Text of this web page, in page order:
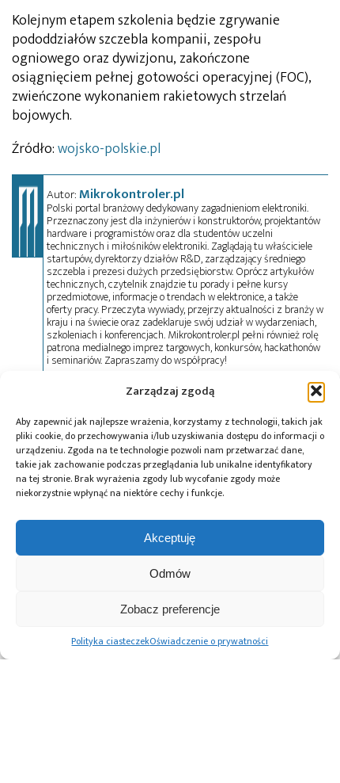
Zarządzaj zgodą
Aby zapewnić jak najlepsze wrażenia, korzystamy z technologii, takich jak
pliki cookie, do przechowywania i/lub uzyskiwania dostępu do informacji o
urządzeniu. Zgoda na te technologie pozwoli nam przetwarzać dane,
takie jak zachowanie podczas przeglądania lub unikalne identyfikatory
na tej stronie. Brak wyrażenia zgody lub wycofanie zgody może
niekorzystnie wpłynąć na niektóre cechy i funkcje.
Akceptuję
Odmów
Zobacz preferencje
Polityka ciasteczekOświadczenie o prywatności
Kolejnym etapem szkolenia będzie zgrywanie
pododdziałów szczebla kompanii, zespołu
ogniowego oraz dywizjonu, zakończone
osiągnięciem pełnej gotowości operacyjnej (FOC),
zwieńczone wykonaniem rakietowych strzelań
bojowych.
Źródło:wojsko-polskie.pl
Autor:Mikrokontroler.pl
Polski portal branżowy dedykowany zagadnieniom elektroniki.
Przeznaczony jest dla inżynierów i konstruktorów, projektantów
hardware i programistów oraz dla studentów uczelni
technicznych i miłośników elektroniki. Zaglądają tu właściciele
startupów, dyrektorzy działów R&D, zarządzający średniego
szczebla i prezesi dużych przedsiębiorstw. Oprócz artykułów
technicznych, czytelnik znajdzie tu porady i pełne kursy
przedmiotowe, informacje o trendach w elektronice, a także
oferty pracy. Przeczyta wywiady, przejrzy aktualności z branży w
kraju i na świecie oraz zadeklaruje swój udział w wydarzeniach,
szkoleniach i konferencjach. Mikrokontroler.pl pełni również rolę
patrona medialnego imprez targowych, konkursów, hackathonów
i seminariów. Zapraszamy do współpracy!
Tagi:autonomiczny tryb dowodzenia,obrona
przeciwlotnicza,obrona przeciwrakietowa,PATRIOT,
program Wisła,sieciocentryczność
Przeczytaj również:
zrealizowały pięć
Konsorcjum PGZ-
kolejną umowę
PGZ buduje
laboratorium do